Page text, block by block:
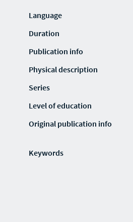
Language
Duration
Publication info
Physical description
Series
Level of education
Original publication info
Keywords